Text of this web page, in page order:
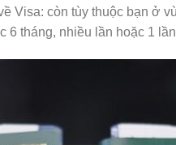
Visa: còn tùy thuộc bạn ở
6 tháng, nhiều lần hoặc 1